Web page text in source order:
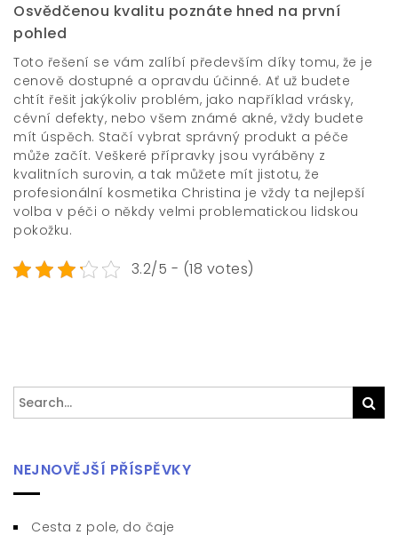
Osvědčenou kvalitu poznáte hned na první
pohled
Toto řešení se vám zalíbí především díky tomu, že je
cenově dostupné a opravdu účinné. Ať už budete
chtít řešit jakýkoliv problém, jako například vrásky,
cévní defekty, nebo všem známé akné, vždy budete
mít úspěch. Stačí vybrat správný produkt a péče
může začít. Veškeré přípravky jsou vyráběny z
kvalitních surovin, a tak můžete mít jistotu, že
profesionální kosmetika Christina je vždy ta nejlepší
volba v péči o někdy velmi problematickou lidskou
pokožku.
3.2/5 - (18 votes)
Search
for:
NEJNOVĚJŠÍ PŘÍSPĚVKY
Cesta z pole, do čaje